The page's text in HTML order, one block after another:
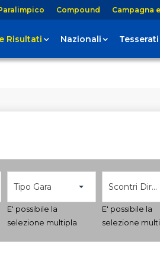
Compound Campagna
Risultati Nazionali Tesserati
Tipo Gara
E' possibile la
selezione multipla
Scontri Diretti
E' possibile la
selezione